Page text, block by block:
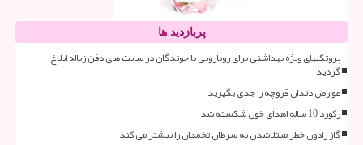
پربازدید ها
پروتکلهای ویژه بهداشتی برای رویارویی با جوندگان در سایت های دفن زباله ابلاغ
گردید
عوارض دندان قروچه را جدی بگیرید
رکورد 10 ساله اهدای خون شکسته شد
گاز رادون خطر مبتلاشدن به سرطان تخمدان را بیشتر می کند